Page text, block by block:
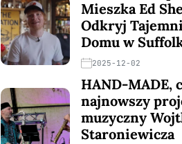
Mieszka Ed
Odkryj
Domu w
2025-12-02
HAND-MADE,
najnowszy
muzyczny
Staroniewicza